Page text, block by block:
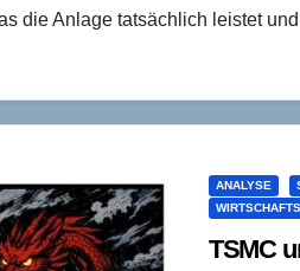
die Anlage tatsächlich leistet
ANALYSE
TSMC